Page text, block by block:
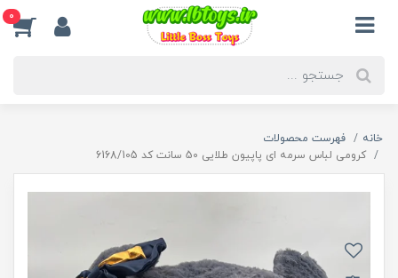
0
خانه
فهرست محصولات
کرومی لباس سرمه ای پاپیون طلایی 50 سانت کد 6168/105